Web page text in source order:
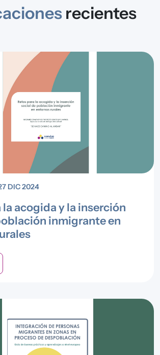
recientes
DIC 2024
la acogida y la inserción
inmigrante en